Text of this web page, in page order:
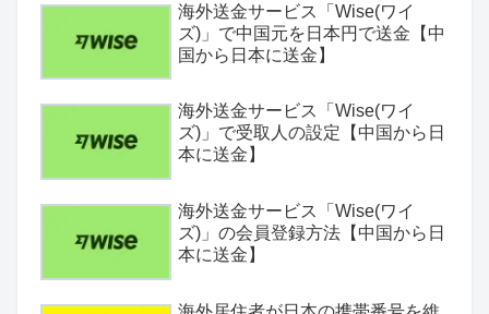
海外送金サービス「Wise(ワイ
ズ)」で中国元を日本円で送金【中
国から日本に送金】
海外送金サービス「Wise(ワイ
ズ)」で受取人の設定【中国から日
本に送金】
海外送金サービス「Wise(ワイ
ズ)」の会員登録方法【中国から日
本に送金】